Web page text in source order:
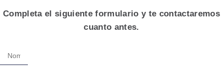
Completa el siguiente formulario y te contactaremos
cuanto antes.